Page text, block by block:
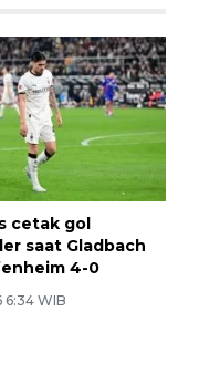
cetak gol
saat Gladbach
4-0
6:34 WIB